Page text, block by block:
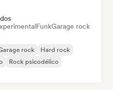
FunkGarage rock
rock
Hard rock
Rock psicodélico